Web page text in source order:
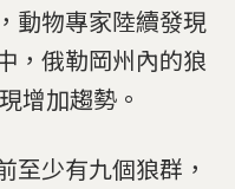
動物專家陸續發現
，俄勒岡州內的狼
增加趨勢。
至少有九個狼群，